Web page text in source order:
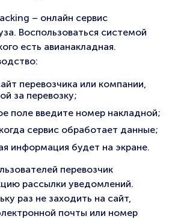
– онлайн сервис
Воспользоваться системой
есть авианакладная.
перевозчика или компании,
за перевозку;
поле введите номер накладной;
сервис обработает данные;
информация будет на экране.
перевозчик
рассылки уведомлений.
раз не заходить на сайт,
почты или номер